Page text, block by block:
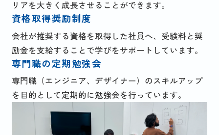
リアを大きく成長させることができます。
資格取得奨励制度
会社が推奨する資格を取得した社員へ、受験料と奨
励金を支給することで学びをサポートしています。
専門職の定期勉強会
専門職（エンジニア、デザイナー）のスキルアップ
を目的として定期的に勉強会を行っています。